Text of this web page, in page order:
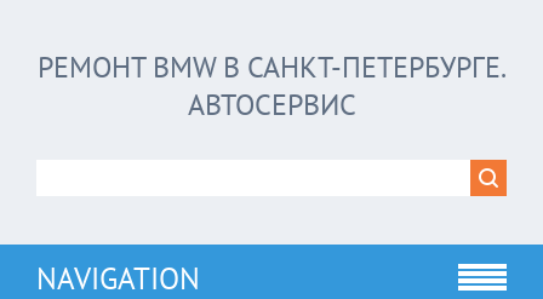
РЕМОНТ BMW В САНКТ-ПЕТЕРБУРГЕ.
АВТОСЕРВИС
NAVIGATION